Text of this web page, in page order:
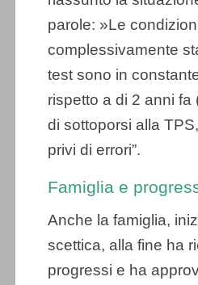
parole: »Le
complessivamente
test sono in
rispetto a di 2 anni fa
di sottoporsi alla
privi di errori”.
Famiglia e
Anche la famiglia,
scettica, alla fine ha
progressi e ha